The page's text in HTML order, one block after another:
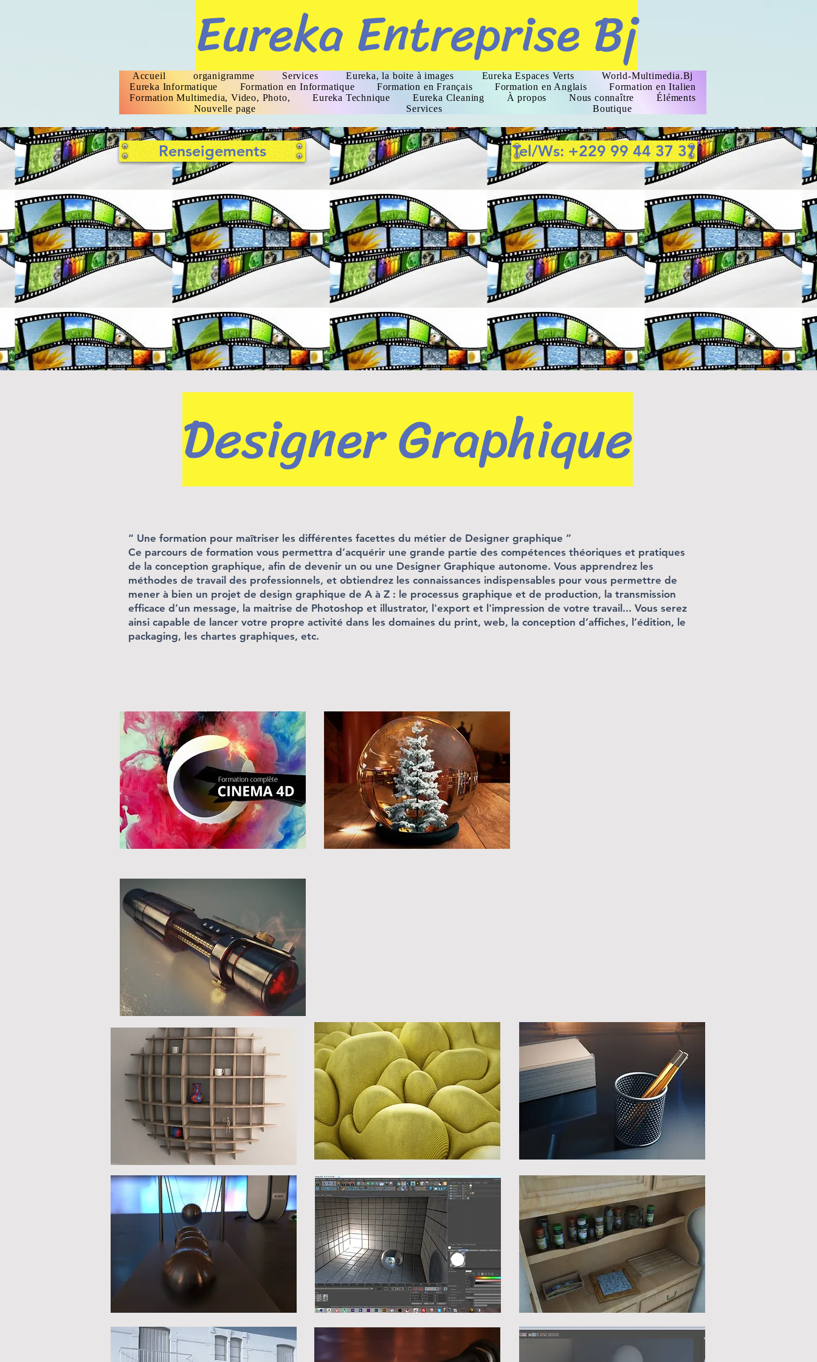
Eureka Entreprise Bj
Accueil organigramme Services Eureka, la boite à images Eureka Espaces Verts
World-Multimedia.Bj
Eureka Informatique
Formation en Informatique Formation en Français Formation en Anglais
Formation en Italien
Formation Multimedia, Video, Photo,
Eureka Technique Eureka Cleaning À propos Nous connaître
Éléments
Nouvelle page
Services Boutique
Renseigements Tel/Ws: +229 99 44 37 37
Designer Graphique
“ Une formation pour maîtriser les différentes facettes du métier de Designer graphique ”
Ce parcours de formation vous permettra d’acquérir une grande partie des compétences théoriques et pratiques
de la conception graphique, afin de devenir un ou une Designer Graphique autonome. Vous apprendrez les
méthodes de travail des professionnels, et obtiendrez les connaissances indispensables pour vous permettre de
mener à bien un projet de design graphique de A à Z : le processus graphique et de production, la transmission
efficace d’un message, la maitrise de Photoshop et illustrator, l'export et l'impression de votre travail... Vous serez
ainsi capable de lancer votre propre activité dans les domaines du print, web, la conception d’affiches, l’édition, le
packaging, les chartes graphiques, etc.